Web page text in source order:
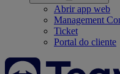
Abrir app web
Management
Ticket
Portal do cliente